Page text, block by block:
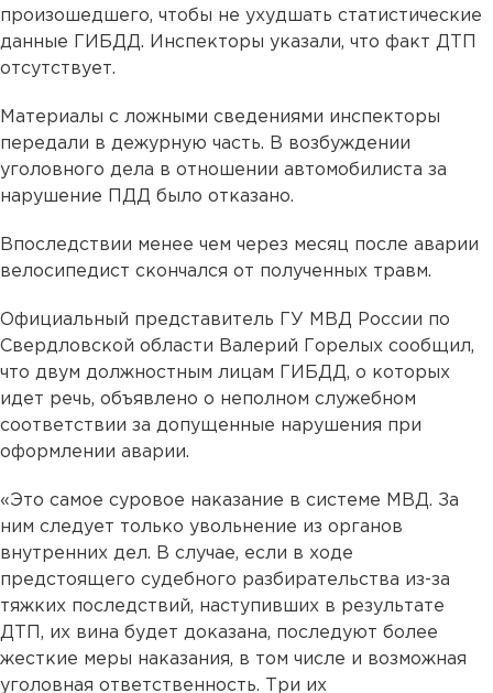
произошедшего, чтобы не ухудшать статистические
данные ГИБДД. Инспекторы указали, что факт ДТП
отсутствует.
Материалы с ложными сведениями инспекторы
передали в дежурную часть. В возбуждении
уголовного дела в отношении автомобилиста за
нарушение ПДД было отказано.
Впоследствии менее чем через месяц после аварии
велосипедист скончался от полученных травм.
Официальный представитель ГУ МВД России по
Свердловской области Валерий Горелых сообщил,
что двум должностным лицам ГИБДД, о которых
идет речь, объявлено о неполном служебном
соответствии за допущенные нарушения при
оформлении аварии.
«Это самое суровое наказание в системе МВД. За
ним следует только увольнение из органов
внутренних дел. В случае, если в ходе
предстоящего судебного разбирательства из-за
тяжких последствий, наступивших в результате
ДТП, их вина будет доказана, последуют более
жесткие меры наказания, в том числе и возможная
уголовная ответственность. Три их